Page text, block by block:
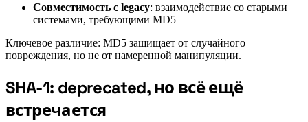
Совместимость с legacy: взаимодействие со старыми
системами, требующими MD5
Ключевое различие: MD5 защищает от случайного
повреждения, но не от намеренной манипуляции.
#
SHA-1: deprecated, но всё ещё
встречается